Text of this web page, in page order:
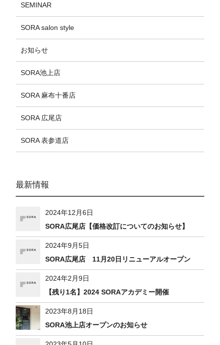
SEMINAR
SORA salon style
お知らせ
SORA池上店
SORA 麻布十番店
SORA 広尾店
SORA 表参道店
最新情報
2024年12月6日
SORA広尾店【価格改訂についてのお知らせ】
2024年9月5日
SORA広尾店 11月20日リニューアルオープン
2024年2月9日
【残り1名】2024 SORAアカデミー開催
2023年8月18日
SORA池上店オープンのお知らせ